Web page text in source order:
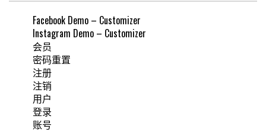
Facebook Demo – Customizer
Instagram Demo – Customizer
会员
密码重置
注册
注销
用户
登录
账号